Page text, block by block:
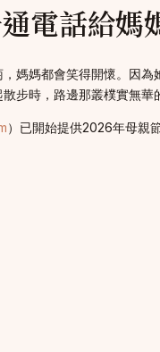
電話給媽
媽媽都會笑得開懷。因
步時，路邊那叢樸實無華
）已開始提供2026年母親